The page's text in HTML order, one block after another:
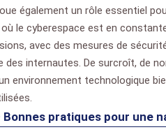
également un rôle essentiel
le cyberespace est en
avec des mesures de
des internautes. De surcroît, de
environnement technologique
Bonnes pratiques pour une